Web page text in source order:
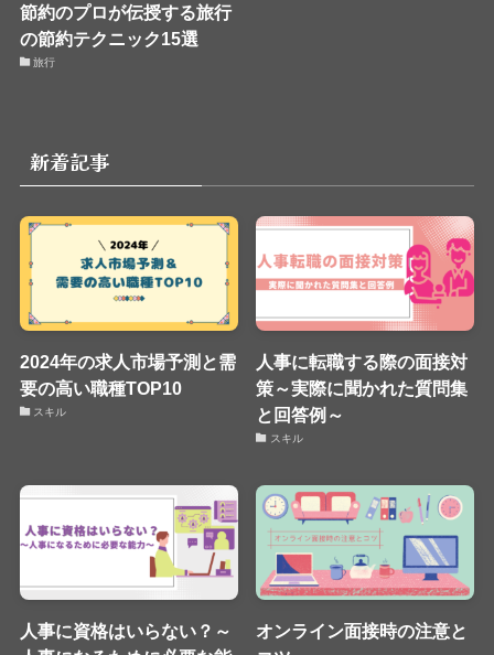
節約のプロが伝授する旅行
の節約テクニック15選
旅行
新着記事
2024年の求人市場予測と需
要の高い職種TOP10
スキル
人事に転職する際の面接対
策～実際に聞かれた質問集
と回答例～
スキル
人事に資格はいらない？～
オンライン面接時の注意と